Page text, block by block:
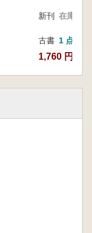
新刊 在庫なし
古書 1 点
1,760 円